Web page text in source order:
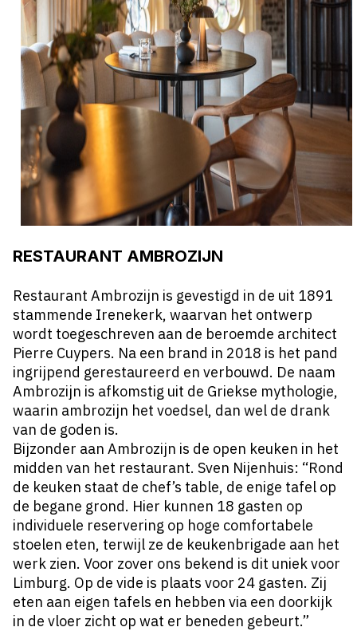
RESTAURANT AMBROZIJN
Restaurant Ambrozijn is gevestigd in de uit 1891
stammende Irenekerk, waarvan het ontwerp
wordt toegeschreven aan de beroemde architect
Pierre Cuypers. Na een brand in 2018 is het pand
ingrijpend gerestaureerd en verbouwd. De naam
Ambrozijn is afkomstig uit de Griekse mythologie,
waarin ambrozijn het voedsel, dan wel de drank
van de goden is.
Bijzonder aan Ambrozijn is de open keuken in het
midden van het restaurant. Sven Nijenhuis: “Rond
de keuken staat de chef’s table, de enige tafel op
de begane grond. Hier kunnen 18 gasten op
individuele reservering op hoge comfortabele
stoelen eten, terwijl ze de keukenbrigade aan het
werk zien. Voor zover ons bekend is dit uniek voor
Limburg. Op de vide is plaats voor 24 gasten. Zij
eten aan eigen tafels en hebben via een doorkijk
in de vloer zicht op wat er beneden gebeurt.”